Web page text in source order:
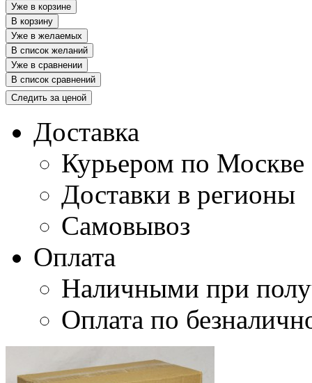
Уже в корзине
В корзину
Уже в желаемых
В список желаний
Уже в сравнении
В список сравнений
Следить за ценой
Доставка
Курьером по Москве
Доставки в регионы
Самовывоз
Оплата
Наличными при
Оплата по